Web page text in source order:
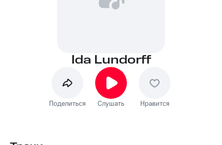
Ida Lundorff
Поделиться Слушать Нравится